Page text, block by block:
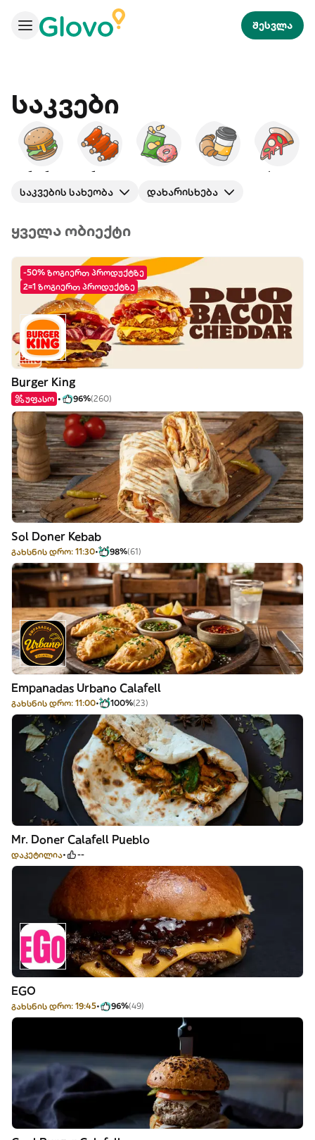
შესვლა
Საკვები
ბურგერები ამერიკული პიცა
საკვების სახეობა დახარისხება
ყველა ობიექტი
-50% ზოგიერთ პროდუქტზე
2=1 ზოგიერთ პროდუქტზე
Burger King
უფასო 96%(260)
Sol Doner Kebab
გახსნის დრო: 11:30 98%(61)
Empanadas Urbano Calafell
გახსნის დრო: 11:00 100%(23)
Mr. Doner Calafell Pueblo
დაკეტილია --
EGO
გახსნის დრო: 19:45 96%(49)